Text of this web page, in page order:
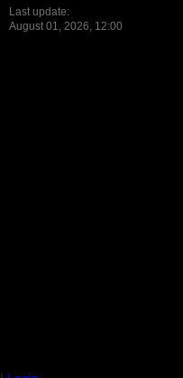
Last update:
August 01, 2026, 12:00